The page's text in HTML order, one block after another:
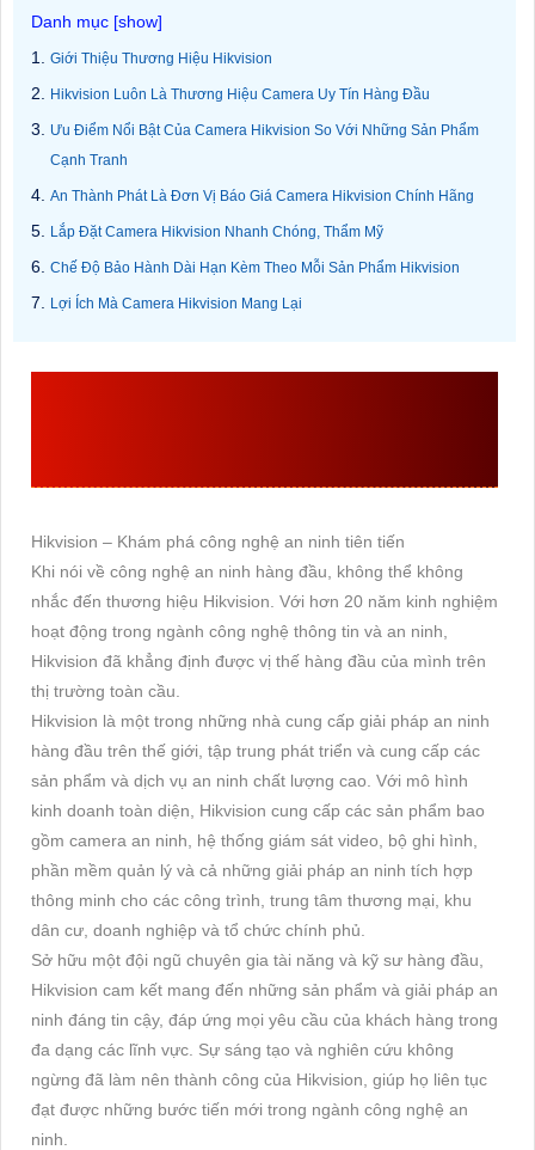
Giới Thiệu Thương Hiệu Hikvision
Hikvision Luôn Là Thương Hiệu Camera Uy Tín Hàng Đầu
Ưu Điểm Nổi Bật Của Camera Hikvision So Với Những Sản Phẩm
Cạnh Tranh
An Thành Phát Là Đơn Vị Báo Giá Camera Hikvision Chính Hãng
Lắp Đặt Camera Hikvision Nhanh Chóng, Thẩm Mỹ
Chế Độ Bảo Hành Dài Hạn Kèm Theo Mỗi Sản Phẩm Hikvision
Lợi Ích Mà Camera Hikvision Mang Lại
Hikvision – Khám phá công nghệ an ninh tiên tiến
Khi nói về công nghệ an ninh hàng đầu, không thể không
nhắc đến thương hiệu Hikvision. Với hơn 20 năm kinh nghiệm
hoạt động trong ngành công nghệ thông tin và an ninh,
Hikvision đã khẳng định được vị thế hàng đầu của mình trên
thị trường toàn cầu.
Hikvision là một trong những nhà cung cấp giải pháp an ninh
hàng đầu trên thế giới, tập trung phát triển và cung cấp các
sản phẩm và dịch vụ an ninh chất lượng cao. Với mô hình
kinh doanh toàn diện, Hikvision cung cấp các sản phẩm bao
gồm camera an ninh, hệ thống giám sát video, bộ ghi hình,
phần mềm quản lý và cả những giải pháp an ninh tích hợp
thông minh cho các công trình, trung tâm thương mại, khu
dân cư, doanh nghiệp và tổ chức chính phủ.
Sở hữu một đội ngũ chuyên gia tài năng và kỹ sư hàng đầu,
Hikvision cam kết mang đến những sản phẩm và giải pháp an
ninh đáng tin cậy, đáp ứng mọi yêu cầu của khách hàng trong
đa dạng các lĩnh vực. Sự sáng tạo và nghiên cứu không
ngừng đã làm nên thành công của Hikvision, giúp họ liên tục
đạt được những bước tiến mới trong ngành công nghệ an
ninh.